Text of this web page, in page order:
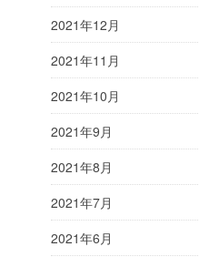
2021年12月
2021年11月
2021年10月
2021年9月
2021年8月
2021年7月
2021年6月